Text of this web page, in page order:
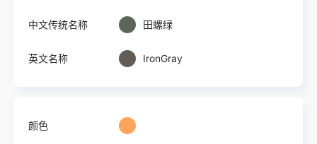
中文传统名称 田螺绿
英文名称 IronGray
颜色